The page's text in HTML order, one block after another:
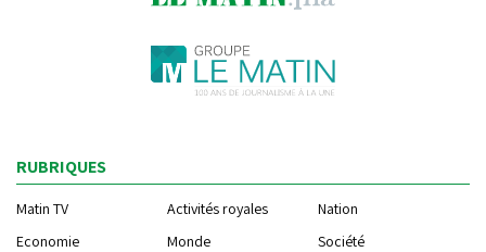
RUBRIQUES
Matin TV Activités royales
Nation
Economie
Monde
Société